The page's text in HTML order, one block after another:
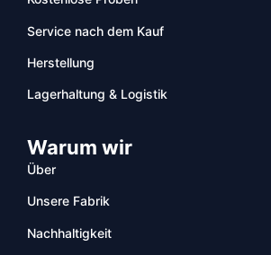
Service nach dem Kauf
Herstellung
Lagerhaltung & Logistik
Warum wir
Über
Unsere Fabrik
Nachhaltigkeit